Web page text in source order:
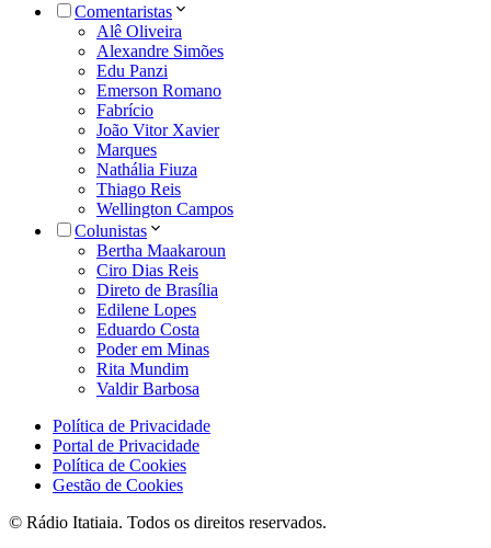
Comentaristas
Alê Oliveira
Alexandre Simões
Edu Panzi
Emerson Romano
Fabrício
João Vitor Xavier
Marques
Nathália Fiuza
Thiago Reis
Wellington Campos
Colunistas
Bertha Maakaroun
Ciro Dias Reis
Direto de Brasília
Edilene Lopes
Eduardo Costa
Poder em Minas
Rita Mundim
Valdir Barbosa
Política de Privacidade
Portal de Privacidade
Política de Cookies
Gestão de Cookies
© Rádio Itatiaia. Todos os direitos reservados.